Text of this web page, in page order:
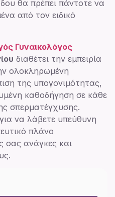
θα πρέπει πάντοτε να
από τον ειδικό
Γυναικολόγος
διαθέτει την εμπειρία
ολοκληρωμένη
της υπογονιμότητας,
καθοδήγηση σε κάθε
σπερματέγχυσης.
να λάβετε υπεύθυνη
πλάνο
σας ανάγκες και